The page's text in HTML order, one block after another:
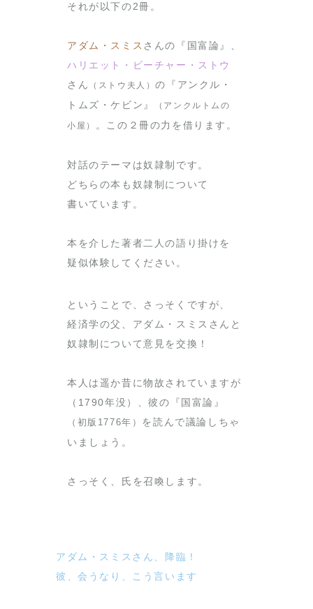
それが以下の2冊。
アダム・スミス さんの『国富論』、
ハリエット・ビーチャー・ストウ
さん
（ストウ夫人）の『アンクル・
トムズ・ケビン』
（アンクルトムの
小屋） 。この２冊の力を借ります。
対話のテーマは奴隷制です。
どちらの本も奴隷制について
書いています。
本を介した著者二人の語り掛けを
疑似体験してください。
ということで、さっそくですが、
経済学の父、アダム・スミスさんと
奴隷制について意見を交換！
本人は遥か昔に物故されていますが
（1790年没）、彼の『国富論』
（初版1776年）
を読んで議論しちゃ
いましょう。
さっそく、氏を召喚します。
アダム・スミスさん、降臨！
彼、会うなり、こう言います